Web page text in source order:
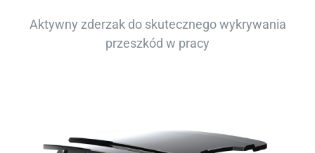
Aktywny zderzak do skutecznego wykrywania
przeszkód w pracy